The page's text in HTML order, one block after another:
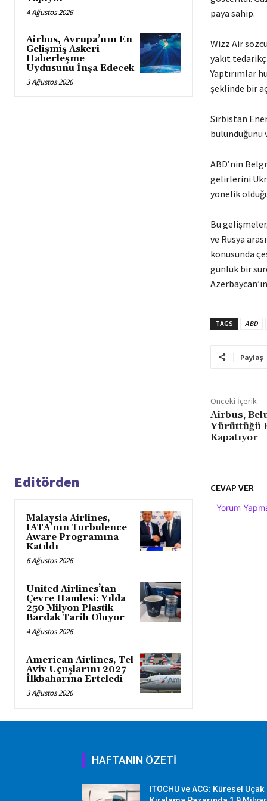
4 Ağustos 2026
Airbus, Avrupa’nın En
Gelişmiş Askeri
Haberleşme
Uydusunu İnşa Edecek
3 Ağustos 2026
paya sahip.
Wizz Air
yakıt
Yaptırımlar
şeklinde bir
Sırbistan
bulunduğunu
ABD’nin
gelirlerini
yönelik
Bu
ve Rusya
konusunda
günlük bir
TAGS ABD
Paylaş
Önceki İçerik
Airbus,
Yürüttüğü
Kapatıyor
Editörden
Malaysia Airlines,
IATA’nın Turbulence
Aware Programına
Katıldı
6 Ağustos 2026
United Airlines’tan
Çevre Hamlesi: Yılda
250 Milyon Plastik
Bardak Tarih Oluyor
4 Ağustos 2026
American Airlines, Tel
Aviv Uçuşlarını 2027
İlkbaharına Erteledi
3 Ağustos 2026
CEVAP VER
Yorum
HAFTANIN ÖZETİ
ITOCHU ve ACG: Küresel Uçak